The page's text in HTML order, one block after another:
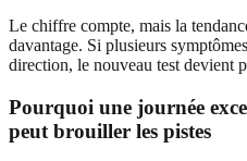
Le chiffre compte, mais la
davantage. Si plusieurs
direction, le nouveau test devient
Pourquoi une journée
peut brouiller les pistes